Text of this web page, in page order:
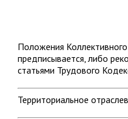
Положения
предписывается, либо
статьями Трудового
Территориальное